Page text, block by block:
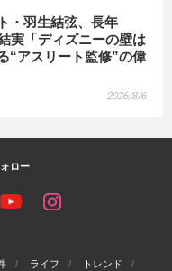
・羽生結弦、長年
実「ディズニーの壁は
“アスリート監修”の偉
2026/8/6
ロー
ライフ
トレンド